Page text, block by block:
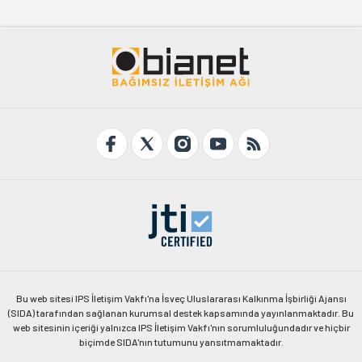
Bu web sitesi IPS İletişim Vakfı'na İsveç Uluslararası Kalkınma İşbirliği Ajansı
(SIDA) tarafından sağlanan kurumsal destek kapsamında yayınlanmaktadır. Bu
web sitesinin içeriği yalnızca IPS İletişim Vakfı'nın sorumluluğundadır ve hiçbir
biçimde SIDA'nın tutumunu yansıtmamaktadır.